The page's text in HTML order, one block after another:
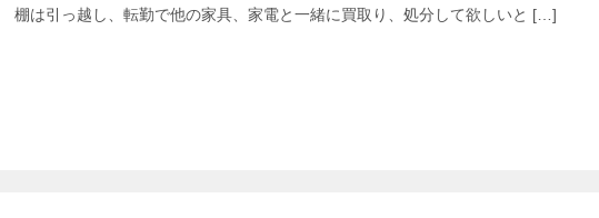
棚は引っ越し、転勤で他の家具、家電と一緒に買取り、処分して欲しいと […]